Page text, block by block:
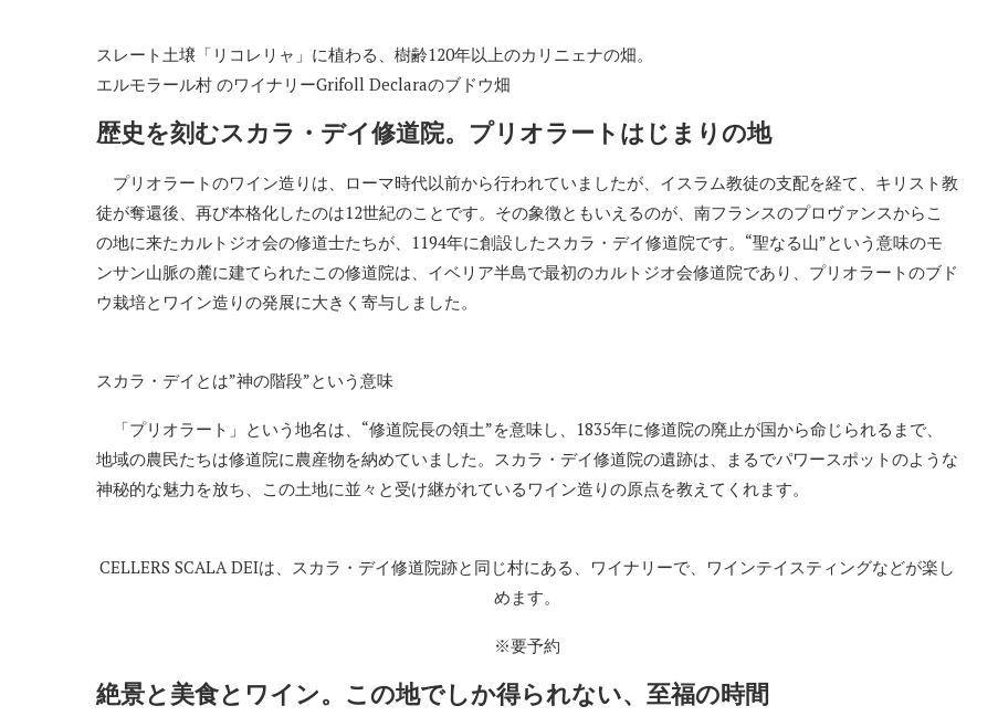
スレート土壌「リコレリャ」に植わる、樹齢120年以上のカリニェナの畑。
エルモラール村 のワイナリーGrifoll Declaraのブドウ畑
歴史を刻むスカラ・デイ修道院。プリオラートはじまりの地
プリオラートのワイン造りは、ローマ時代以前から行われていましたが、イスラム教徒の支配を経て、キリスト教
徒が奪還後、再び本格化したのは12世紀のことです。その象徴ともいえるのが、南フランスのプロヴァンスからこ
の地に来たカルトジオ会の修道士たちが、1194年に創設したスカラ・デイ修道院です。“聖なる山”という意味のモ
ンサン山脈の麓に建てられたこの修道院は、イベリア半島で最初のカルトジオ会修道院であり、プリオラートのブド
ウ栽培とワイン造りの発展に大きく寄与しました。
スカラ・デイとは”神の階段”という意味
「プリオラート」という地名は、“修道院長の領土”を意味し、1835年に修道院の廃止が国から命じられるまで、
地域の農民たちは修道院に農産物を納めていました。スカラ・デイ修道院の遺跡は、まるでパワースポットのような
神秘的な魅力を放ち、この土地に並々と受け継がれているワイン造りの原点を教えてくれます。
CELLERS SCALA DEIは、スカラ・デイ修道院跡と同じ村にある、ワイナリーで、ワインテイスティングなどが楽し
めます。
※要予約
絶景と美食とワイン。この地でしか得られない、至福の時間